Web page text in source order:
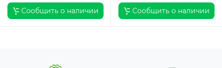
Сообщить о наличии Сообщить о наличии